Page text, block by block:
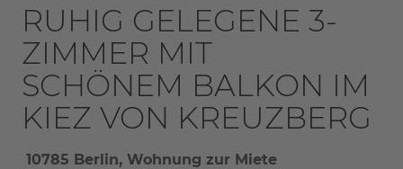
RUHIG GELEGENE 3-
ZIMMER MIT
SCHÖNEM BALKON IM
KIEZ VON KREUZBERG
10785 Berlin, Wohnung zur Miete